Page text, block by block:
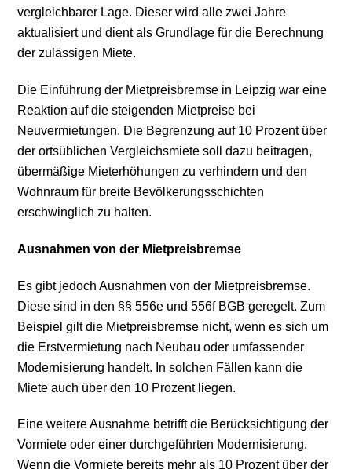
vergleichbarer Lage. Dieser wird alle zwei Jahre
aktualisiert und dient als Grundlage für die Berechnung
der zulässigen Miete.
Die Einführung der Mietpreisbremse in Leipzig war eine
Reaktion auf die steigenden Mietpreise bei
Neuvermietungen. Die Begrenzung auf 10 Prozent über
der ortsüblichen Vergleichsmiete soll dazu beitragen,
übermäßige Mieterhöhungen zu verhindern und den
Wohnraum für breite Bevölkerungsschichten
erschwinglich zu halten.
Ausnahmen von der Mietpreisbremse
Es gibt jedoch Ausnahmen von der Mietpreisbremse.
Diese sind in den §§ 556e und 556f BGB geregelt. Zum
Beispiel gilt die Mietpreisbremse nicht, wenn es sich um
die Erstvermietung nach Neubau oder umfassender
Modernisierung handelt. In solchen Fällen kann die
Miete auch über den 10 Prozent liegen.
Eine weitere Ausnahme betrifft die Berücksichtigung der
Vormiete oder einer durchgeführten Modernisierung.
Wenn die Vormiete bereits mehr als 10 Prozent über der